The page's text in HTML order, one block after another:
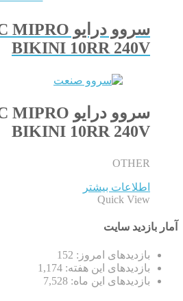
سروو درایو DC MIPRO
BIKINI 10RR 240V
سروو درایو DC MIPRO
BIKINI 10RR 240V
OTHER
اطلاعات بیشتر
Quick View
آمار بازدید سایت
بازدیدهای امروز: 152
بازدیدهای این هفته: 1,174
بازدیدهای این ماه: 7,528